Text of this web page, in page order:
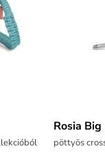
Rosia
pöttyös